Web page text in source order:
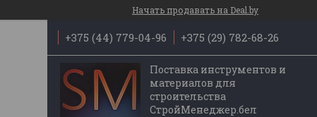
Начать продавать на Deal.by
+375 (44) 779-04-96 +375 (29) 782-68-26
Поставка инструментов и
материалов для
строительства
СтройМенеджер.бел